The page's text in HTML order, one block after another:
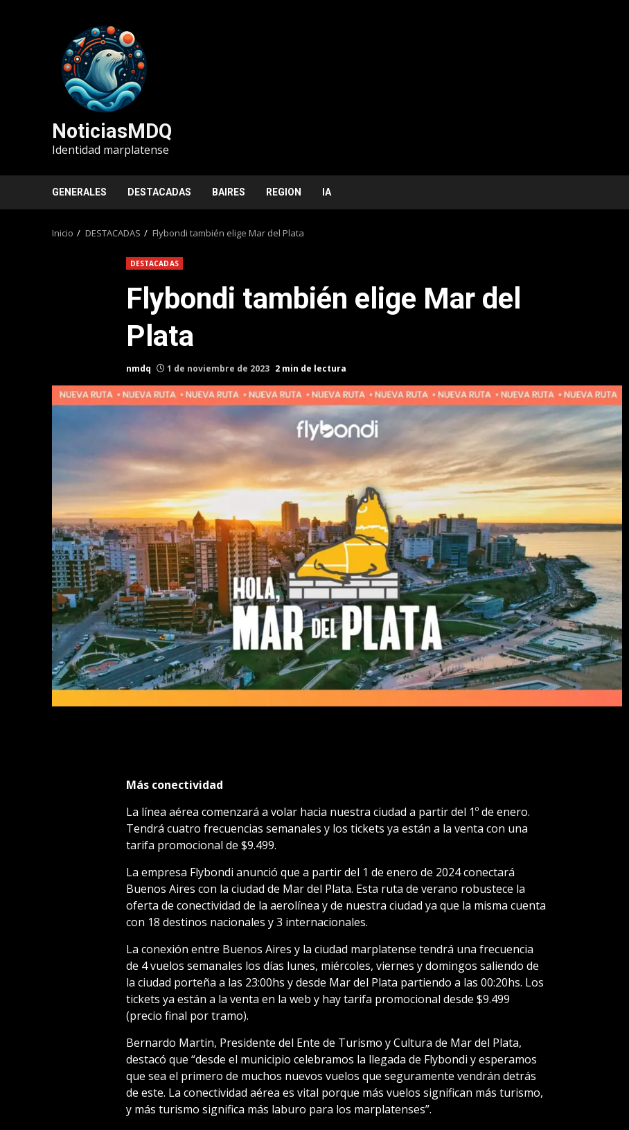
NoticiasMDQ
Identidad marplatense
GENERALES DESTACADAS BAIRES REGION IA
Inicio DESTACADAS Flybondi también elige Mar del Plata
DESTACADAS
Flybondi también elige Mar del
Plata
nmdq 1 de noviembre de 2023 2 min de lectura
Más conectividad
La línea aérea comenzará a volar hacia nuestra ciudad a partir del 1º de enero.
Tendrá cuatro frecuencias semanales y los tickets ya están a la venta con una
tarifa promocional de $9.499.
La empresa Flybondi anunció que a partir del 1 de enero de 2024 conectará
Buenos Aires con la ciudad de Mar del Plata. Esta ruta de verano robustece la
oferta de conectividad de la aerolínea y de nuestra ciudad ya que la misma cuenta
con 18 destinos nacionales y 3 internacionales.
La conexión entre Buenos Aires y la ciudad marplatense tendrá una frecuencia
de 4 vuelos semanales los días lunes, miércoles, viernes y domingos saliendo de
la ciudad porteña a las 23:00hs y desde Mar del Plata partiendo a las 00:20hs. Los
tickets ya están a la venta en la web y hay tarifa promocional desde $9.499
(precio final por tramo).
Bernardo Martin, Presidente del Ente de Turismo y Cultura de Mar del Plata,
destacó que “desde el municipio celebramos la llegada de Flybondi y esperamos
que sea el primero de muchos nuevos vuelos que seguramente vendrán detrás
de este. La conectividad aérea es vital porque más vuelos significan más turismo,
y más turismo significa más laburo para los marplatenses”.